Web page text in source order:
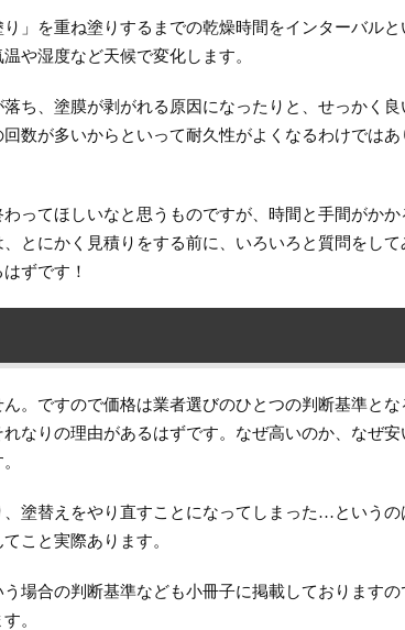
」を重ね塗りするまでの乾燥時間をインターバルと
や湿度など天候で変化します。
ち、塗膜が剥がれる原因になったりと、せっかく良
数が多いからといって耐久性がよくなるわけではあ
ってほしいなと思うものですが、時間と手間がかか
とにかく見積りをする前に、いろいろと質問をして
ずです！
。ですので価格は業者選びのひとつの判断基準とな
なりの理由があるはずです。なぜ高いのか、なぜ安
塗替えをやり直すことになってしまった…というの
こと実際あります。
場合の判断基準なども小冊子に掲載しておりますの
。